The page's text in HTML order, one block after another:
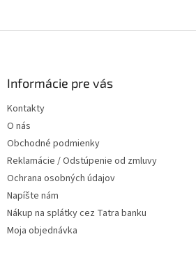
Informácie pre vás
Kontakty
O nás
Obchodné podmienky
Reklamácie / Odstúpenie od zmluvy
Ochrana osobných údajov
Napíšte nám
Nákup na splátky cez Tatra banku
Moja objednávka